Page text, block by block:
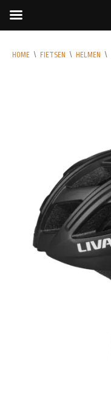
HOME \ FIETSEN \ HELMEN \